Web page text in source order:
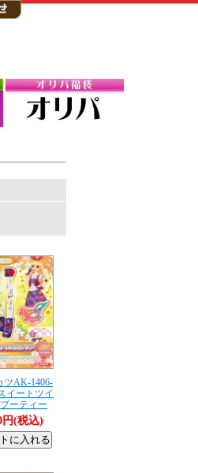
ツAK-1406-
イートツイ
ーティー
円(税込)